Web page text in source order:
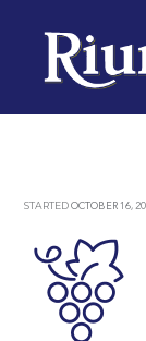
STARTEDOCTOBER 16,